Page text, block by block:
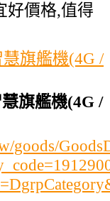
好價格,值得
慧旗艦機(4G /
旗艦機(4G /
goods/